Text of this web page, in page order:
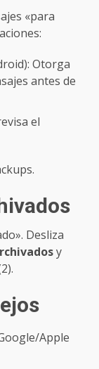
«para
Otorga
antes de
el
Desliza
y
Apple